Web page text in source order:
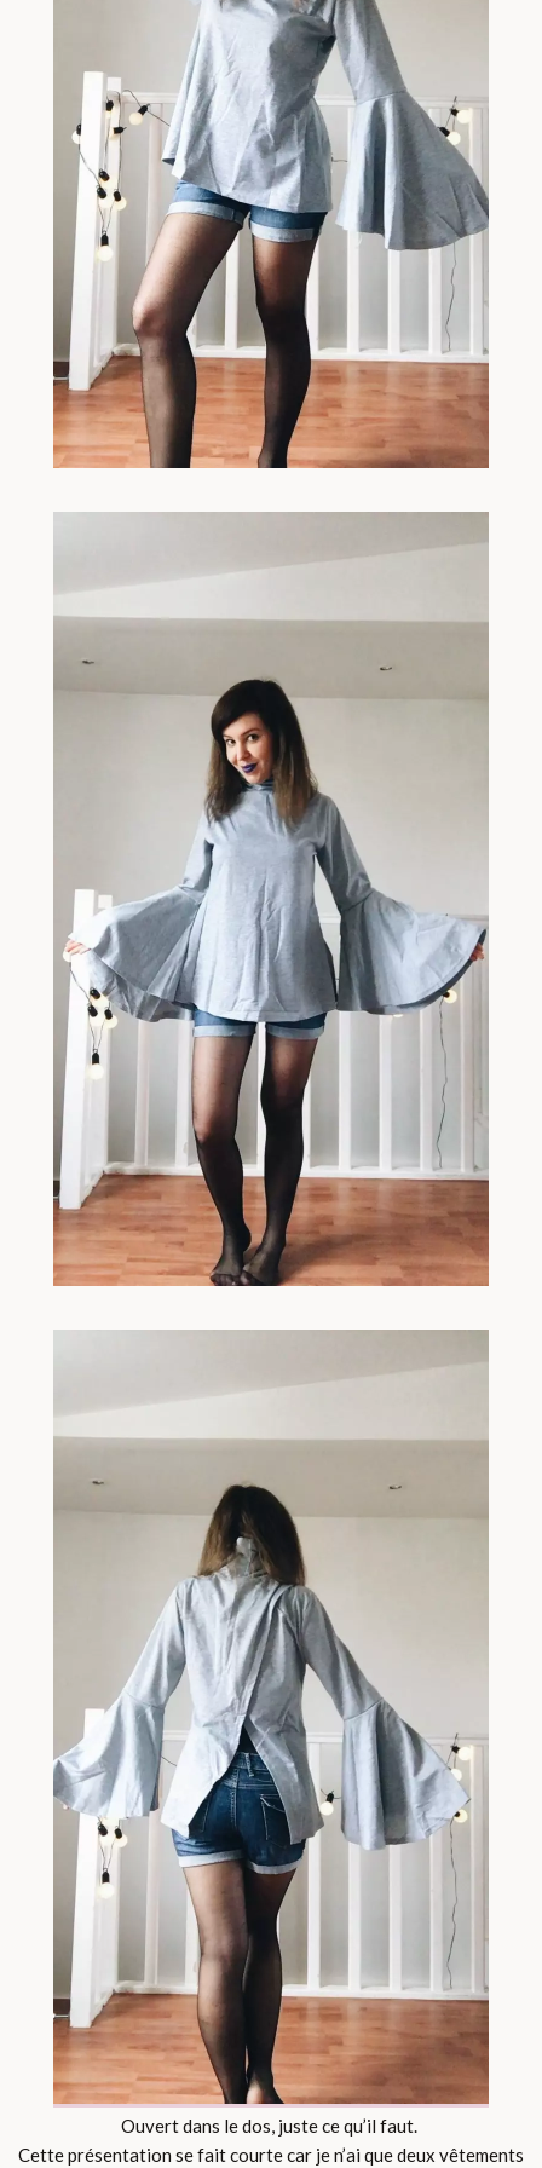
Ouvert dans le dos, juste ce qu’il faut.
Cette présentation se fait courte car je n’ai que deux vêtements